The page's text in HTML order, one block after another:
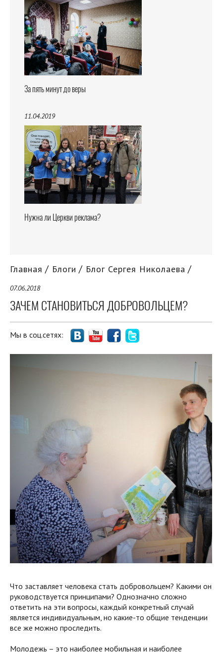
За пять минут до веры
11.04.2019
Нужна ли Церкви реклама?
Главная Блоги Блог Сергея Николаева
07.06.2018
ЗАЧЕМ СТАНОВИТЬСЯ ДОБРОВОЛЬЦЕМ?
Мы в соц.сетях:
Что заставляет человека стать добровольцем? Какими он
руководствуется принципами? Однозначно сложно
ответить на эти вопросы, каждый конкретный случай
является индивидуальным, но какие-то общие тенденции
все же можно проследить.
Молодежь – это наиболее мобильная и наиболее